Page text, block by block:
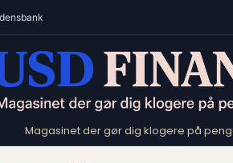
Magasinet der gør dig klogere på